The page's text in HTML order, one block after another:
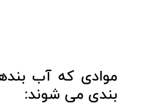
بندی می شوند: